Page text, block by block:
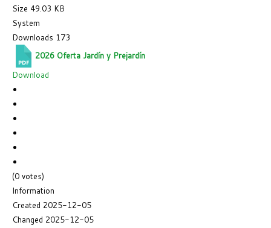
Size 49.03 KB
System
Downloads 173
2026 Oferta Jardín y Prejardín
Download
(0 votes)
Information
Created 2025-12-05
Changed 2025-12-05